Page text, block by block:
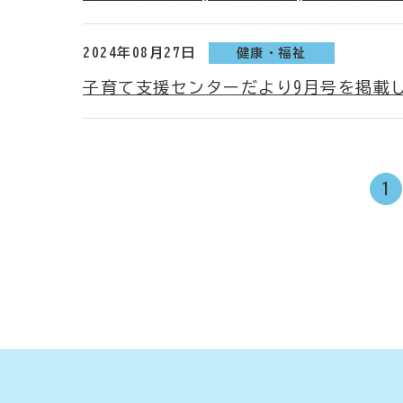
2024年08月27日 健康・福祉
子育て支援センターだより9月号を掲載
1